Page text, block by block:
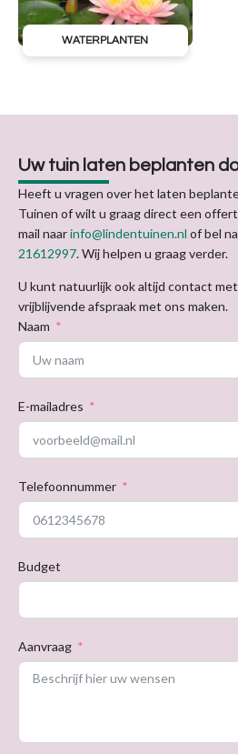
WATERPLANTEN
Uw tuin laten beplanten
Heeft u vragen over het laten
Tuinen of wilt u graag direct een
mail naarinfo@lindentuinen.nl of bel
21612997. Wij helpen u graag verder.
U kunt natuurlijk ook altijd contact
vrijblijvende afspraak met ons maken.
Naam
E-mailadres
Telefoonnummer
Budget
Aanvraag